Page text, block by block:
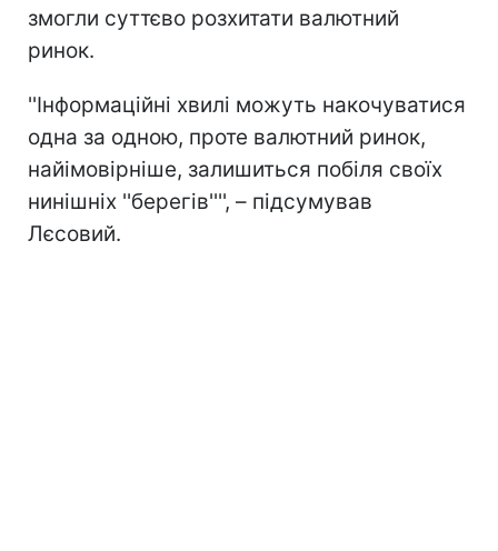
змогли суттєво розхитати валютний
ринок.
''Інформаційні хвилі можуть накочуватися
одна за одною, проте валютний ринок,
найімовірніше, залишиться побіля своїх
нинішніх ''берегів'''', – підсумував
Лєсовий.